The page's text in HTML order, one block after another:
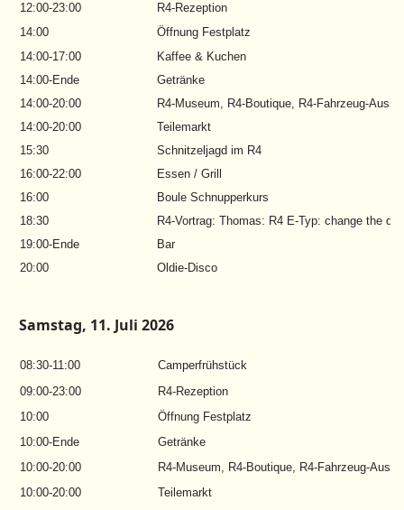
12:00-23:00
R4-Rezeption
14:00
Öffnung Festplatz
14:00-17:00
Kaffee & Kuchen
14:00-Ende
Getränke
14:00-20:00
R4-Museum, R4-Boutique, R4-Fahrzeug-
14:00-20:00
Teilemarkt
15:30
Schnitzeljagd im R4
16:00-22:00
Essen / Grill
16:00
Boule Schnupperkurs
18:30
R4-Vortrag: Thomas: R4 E-Typ: change the
19:00-Ende
Bar
20:00
Oldie-Disco
Samstag, 11. Juli 2026
08:30-11:00
Camperfrühstück
09:00-23:00
R4-Rezeption
10:00
Öffnung Festplatz
10:00-Ende
Getränke
10:00-20:00
R4-Museum, R4-Boutique, R4-Fahrzeug-
10:00-20:00
Teilemarkt